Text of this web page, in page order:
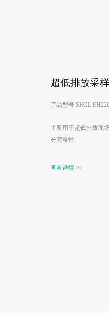
超低排放采
产品型号:SHGL
主要用于超低排放现
分完整性。
查看详情 >>